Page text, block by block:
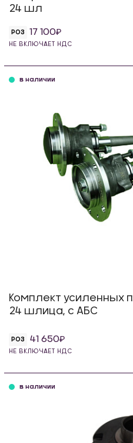
24 шл
РОЗ 17 100
НЕ ВКЛЮЧАЕТ НДС
в наличии
Комплект усиленных
24 шлица, с АБС
РОЗ 41 650
НЕ ВКЛЮЧАЕТ НДС
в наличии